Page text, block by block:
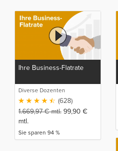
Ihre Business-Flatrate
Diverse Dozenten
(628)
1.669,97€mtl. 99,90 €
mtl.
Sie sparen 94 %